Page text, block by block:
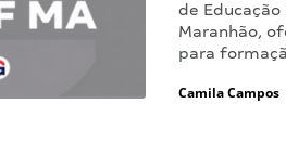
de Educação
Maranhão,
para
Camila Campos